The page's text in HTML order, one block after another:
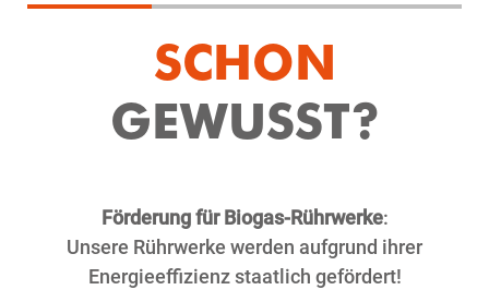
SCHON
GEWUSST?
Förderung für Biogas-Rührwerke:
Unsere Rührwerke werden aufgrund ihrer
Energieeffizienz staatlich gefördert!